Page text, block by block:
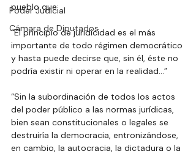
Poder Judicial
Cámara de Diputados
pueblo que:
“El principio de juridicidad es el más
importante de todo régimen democrático
y hasta puede decirse que, sin él, éste no
podría existir ni operar en la realidad…”
“Sin la subordinación de todos los actos
del poder público a las normas jurídicas,
bien sean constitucionales o legales se
destruiría la democracia, entronizándose,
en cambio, la autocracia, la dictadura o la